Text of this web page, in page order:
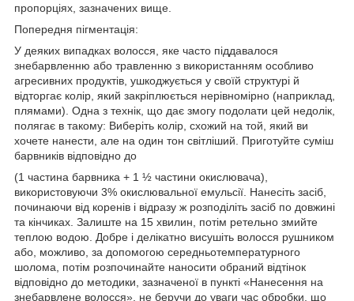
пропорціях, зазначених вище.
Попередня пігментація:
У деяких випадках волосся, яке часто піддавалося
знебарвленню або травленню з використанням особливо
агресивних продуктів, ушкоджується у своїй структурі й
відторгає колір, який закріплюється нерівномірно (наприклад,
плямами). Одна з технік, що дає змогу подолати цей недолік,
полягає в такому: Виберіть колір, схожий на той, який ви
хочете нанести, але на один тон світліший. Приготуйте суміш
барвників відповідно до
(1 частина барвника + 1 ½ частини окислювача),
використовуючи 3% окислювальної емульсії. Нанесіть засіб,
починаючи від коренів і відразу ж розподіліть засіб по довжині
та кінчиках. Залиште на 15 хвилин, потім ретельно змийте
теплою водою. Добре і делікатно висушіть волосся рушником
або, можливо, за допомогою середньотемпературного
шолома, потім розпочинайте наносити обраний відтінок
відповідно до методики, зазначеної в пункті «Нанесення на
знебарвлене волосся», не беручи до уваги час обробки, що